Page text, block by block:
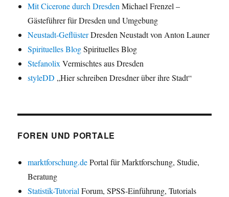
Mit Cicerone durch Dresden Michael Frenzel –
Gästeführer für Dresden und Umgebung
Neustadt-GeflüsterDresden Neustadt von Anton Launer
Spirituelles BlogSpirituelles Blog
Stefanolix Vermischtes aus Dresden
styleDD „Hier schreiben Dresdner über ihre Stadt“
FOREN UND PORTALE
marktforschung.dePortal für Marktforschung, Studie,
Beratung
Statistik-Tutorial Forum, SPSS-Einführung, Tutorials